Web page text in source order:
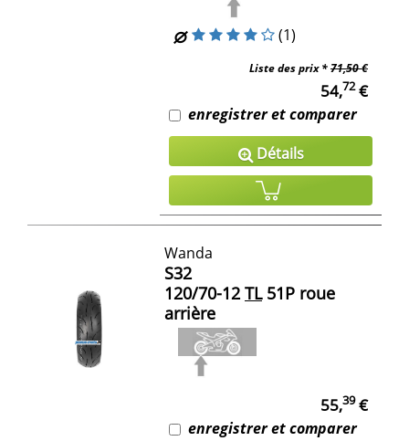
(1)
Liste des prix *71,50 €
54,72€
enregistrer et comparer
Détails
Wanda
S32
120/70-12 TL51P roue
arrière
55,39€
enregistrer et comparer